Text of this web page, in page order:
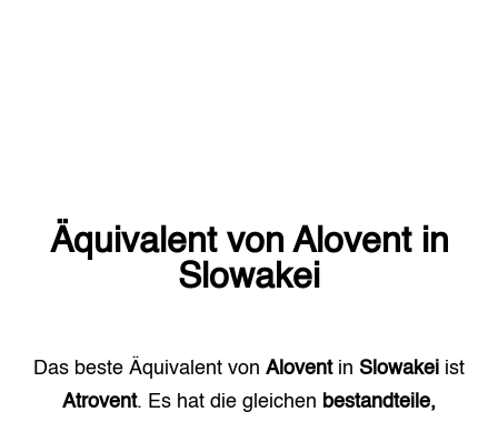
Äquivalent von Aloventin
Slowakei
Das beste Äquivalent von Aloventin Slowakei ist
Atrovent. Es hat die gleichen bestandteile,